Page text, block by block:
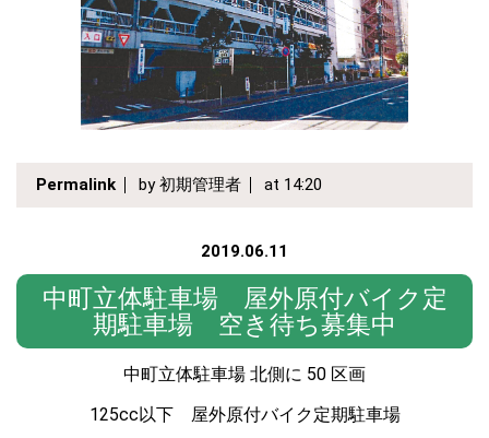
Permalink by 初期管理者 at 14:20
2019.06.11
中町立体駐車場 屋外原付バイク定
期駐車場 空き待ち募集中
中町立体駐車場 北側に 50 区画
125cc以下 屋外原付バイク定期駐車場